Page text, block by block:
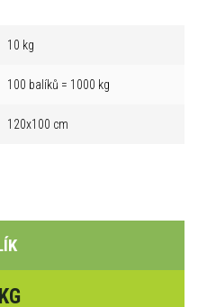
10 kg
100 balíků = 1000 kg
120x100 cm